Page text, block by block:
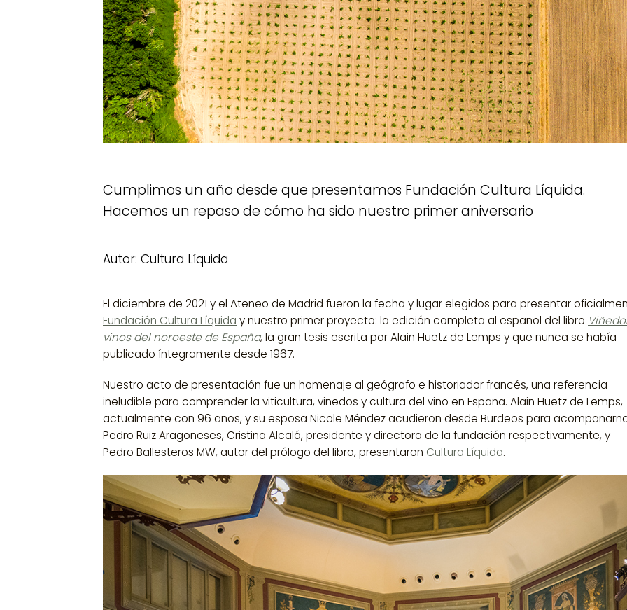
Cumplimos un año desde que presentamos Fundación Cultura Líquida.
Hacemos un repaso de cómo ha sido nuestro primer aniversario
Autor: Cultura Líquida
El diciembre de 2021 y el Ateneo de Madrid fueron la fecha y lugar elegidos para presentar
Fundación Cultura Líquida y nuestro primer proyecto: la edición completa al español del libro
vinos del noroeste de España, la gran tesis escrita porAlain Huetz de Lemps y que nunca se había
publicado íntegramente desde 1967.
Nuestro acto de presentación fue un homenaje al geógrafo e historiador francés, una referencia
ineludible para comprender la viticultura, viñedos y cultura del vino en España. Alain Huetz de Lemps,
actualmente con 96 años, y su esposa Nicole Méndezacudieron desde Burdeos para
Pedro Ruiz Aragoneses, Cristina Alcalá, presidente y directora de la fundación respectivamente, y
Pedro Ballesteros MW, autor del prólogo del libro, presentaron Cultura Líquida.